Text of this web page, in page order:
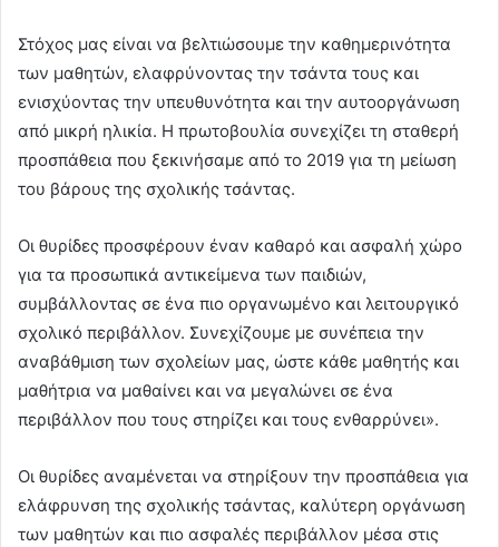
Στόχος μας είναι να βελτιώσουμε την καθημερινότητα
των μαθητών, ελαφρύνοντας την τσάντα τους και
ενισχύοντας την υπευθυνότητα και την αυτοοργάνωση
από μικρή ηλικία. Η πρωτοβουλία συνεχίζει τη σταθερή
προσπάθεια που ξεκινήσαμε από το 2019 για τη μείωση
του βάρους της σχολικής τσάντας.
Οι θυρίδες προσφέρουν έναν καθαρό και ασφαλή χώρο
για τα προσωπικά αντικείμενα των παιδιών,
συμβάλλοντας σε ένα πιο οργανωμένο και λειτουργικό
σχολικό περιβάλλον. Συνεχίζουμε με συνέπεια την
αναβάθμιση των σχολείων μας, ώστε κάθε μαθητής και
μαθήτρια να μαθαίνει και να μεγαλώνει σε ένα
περιβάλλον που τους στηρίζει και τους ενθαρρύνει».
Οι θυρίδες αναμένεται να στηρίξουν την προσπάθεια για
ελάφρυνση της σχολικής τσάντας, καλύτερη οργάνωση
των μαθητών και πιο ασφαλές περιβάλλον μέσα στις